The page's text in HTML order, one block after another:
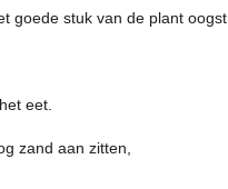
goede stuk van de plant oogst.
eet.
zand aan zitten,